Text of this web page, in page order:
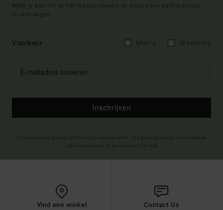
Meld je aan om al het laatste nieuws en exclusieve aanbiedingen
te ontvangen.
Voorkeur
Inschrijven
Vind een winkel Contact Us